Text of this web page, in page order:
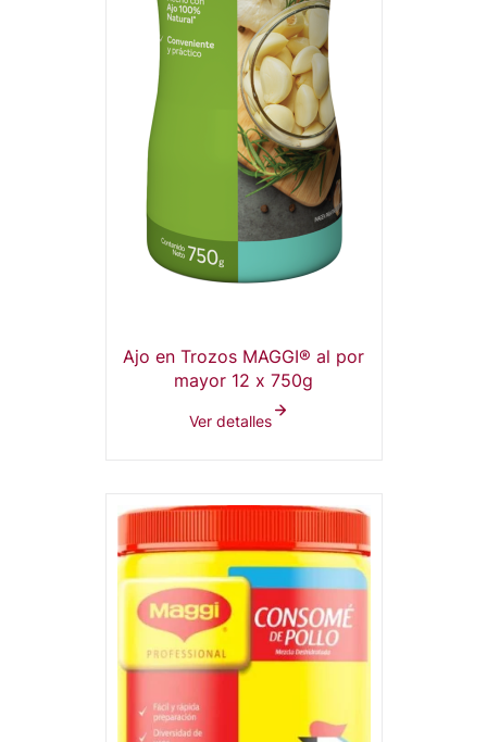
Ajo en Trozos MAGGI® al por
mayor 12 x 750g
Ver detalles